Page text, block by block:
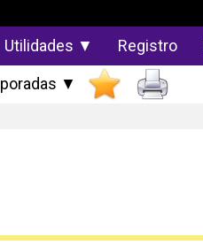
Utilidades ▼ Registro
▼